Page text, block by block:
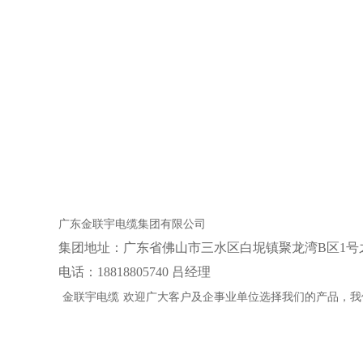
广东金联宇电缆集团有限公司
集团地址：‌广东省佛山市三水区白坭镇聚龙湾B区1号
电话：18818805740 吕经理
金联宇电缆 欢迎广大客户及企事业单位选择我们的产品，我